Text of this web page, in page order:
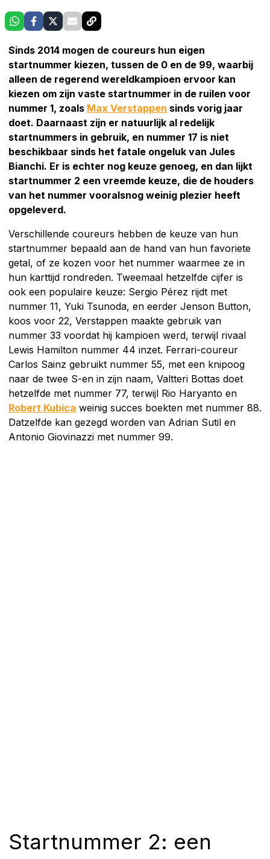
Sinds 2014 mogen de coureurs hun eigen
startnummer kiezen, tussen de 0 en de 99, waarbij
alleen de regerend wereldkampioen ervoor kan
kiezen om zijn vaste startnummer in de ruilen voor
nummer 1, zoals Max Verstappen sinds vorig jaar
doet. Daarnaast zijn er natuurlijk al redelijk
startnummers in gebruik, en nummer 17 is niet
beschikbaar sinds het fatale ongeluk van Jules
Bianchi. Er is echter nog keuze genoeg, en dan lijkt
startnummer 2 een vreemde keuze, die de houders
van het nummer vooralsnog weinig plezier heeft
opgeleverd.
Verschillende coureurs hebben de keuze van hun
startnummer bepaald aan de hand van hun favoriete
getal, of ze kozen voor het nummer waarmee ze in
hun karttijd rondreden. Tweemaal hetzelfde cijfer is
ook een populaire keuze: Sergio Pérez rijdt met
nummer 11, Yuki Tsunoda, en eerder Jenson Button,
koos voor 22, Verstappen maakte gebruik van
nummer 33 voordat hij kampioen werd, terwijl rivaal
Lewis Hamilton nummer 44 inzet. Ferrari-coureur
Carlos Sainz gebruikt nummer 55, met een knipoog
naar de twee S-en in zijn naam, Valtteri Bottas doet
hetzelfde met nummer 77, terwijl Rio Haryanto en
Robert Kubica weinig succes boekten met nummer 88.
Datzelfde kan gezegd worden van Adrian Sutil en
Antonio Giovinazzi met nummer 99.
Startnummer 2: een